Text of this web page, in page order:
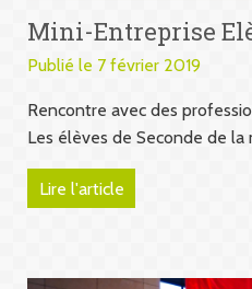
Mini-Entreprise
Publié le 7 février 2019
Rencontre avec des
Les élèves de Seconde de
Lire l'article